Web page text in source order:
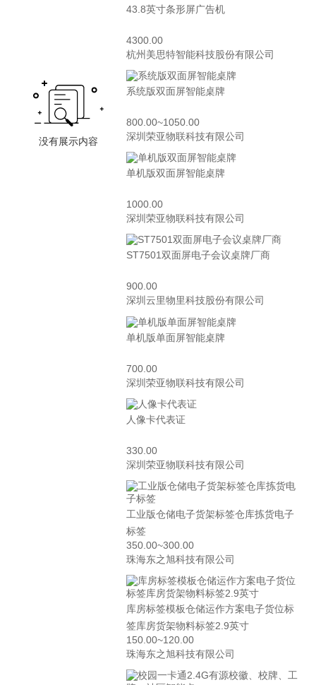
43.8英寸条形屏广告机
4300.00
杭州美思特智能科技股份有限公司
系统版双面屏智能桌牌
800.00~1050.00
深圳荣亚物联科技有限公司
单机版双面屏智能桌牌
1000.00
深圳荣亚物联科技有限公司
ST7501双面屏电子会议桌牌厂商
900.00
深圳云里物里科技股份有限公司
单机版单面屏智能桌牌
700.00
深圳荣亚物联科技有限公司
人像卡代表证
330.00
深圳荣亚物联科技有限公司
工业版仓储电子货架标签仓库拣货电子
标签
350.00~300.00
珠海东之旭科技有限公司
库房标签模板仓储运作方案电子货位标
签库房货架物料标签2.9英寸
150.00~120.00
珠海东之旭科技有限公司